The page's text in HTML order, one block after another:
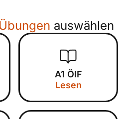
auswählen
A1 ÖIF
Lesen